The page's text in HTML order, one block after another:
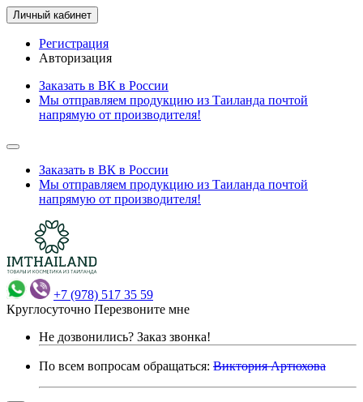
Личный кабинет
Регистрация
Авторизация
Заказать в ВК в России
Мы отправляем продукцию из Таиланда почтой
напрямую от производителя!
Заказать в ВК в России
Мы отправляем продукцию из Таиланда почтой
напрямую от производителя!
+7 (978) 517 35 59
Круглосуточно Перезвоните мне
Не дозвонились? Заказ звонка!
По всем вопросам обращаться: Виктория Артюхова